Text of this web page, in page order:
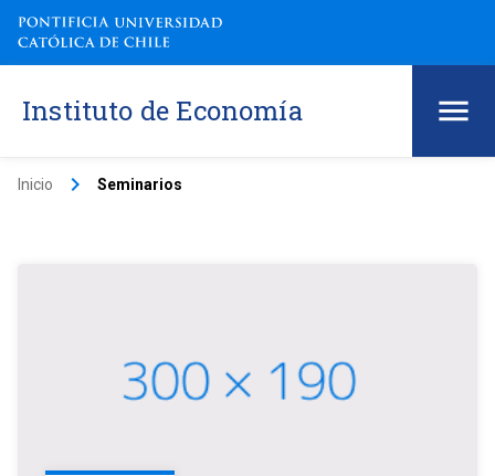
Instituto de Economía
Inicio keyboard_arrow_right Seminarios